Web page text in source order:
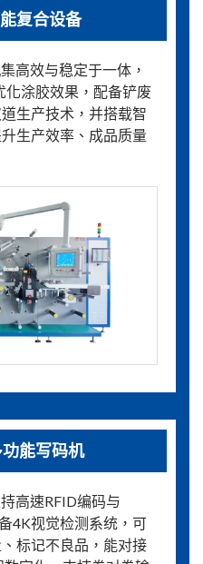
复合设备
高效与稳定于一体，
化涂胶效果，配备铲废
生产技术，并搭载智
生产效率、成品质量
能写码机
高速RFID编码与
4K视觉检测系统，可
标记不良品，能对接